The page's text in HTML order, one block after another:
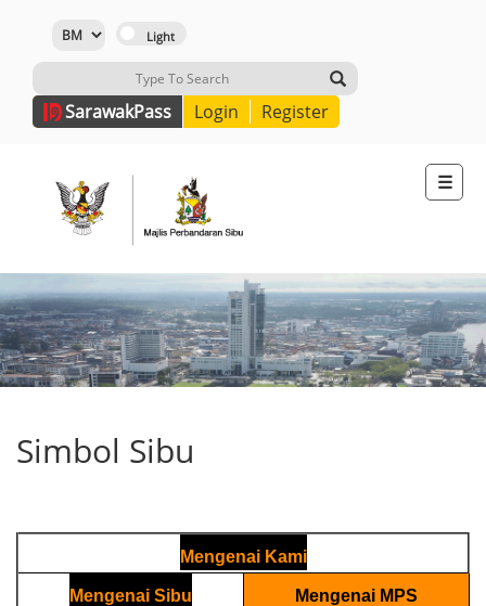
SarawakPass Login Register
☰
Simbol Sibu
Mengenai Kami
Mengenai Sibu Mengenai MPS